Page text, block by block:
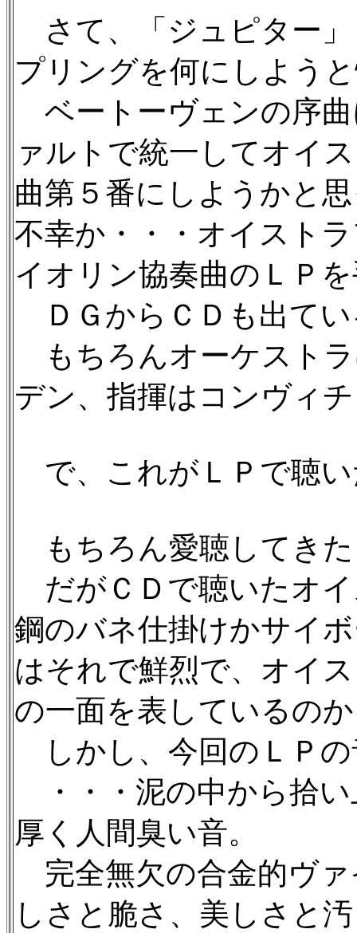
さて、「ジュピター
プリングを何にしよう
ベートーヴェンの序
ァルトで統一してオイ
曲第５番にしようかと
不幸か・・・オイスト
イオリン協奏曲のＬＰ
ＤＧからＣＤも出てい
もちろんオーケスト
デン、指揮はコンヴィ
で、これがＬＰで聴
もちろん愛聴してき
だがＣＤで聴いたオ
鋼のバネ仕掛けかサイ
はそれで鮮烈で、オイ
の一面を表しているの
しかし、今回のＬＰの
・・・泥の中から拾
厚く人間臭い音。
完全無欠の合金的ヴ
しさと脆さ、美しさと